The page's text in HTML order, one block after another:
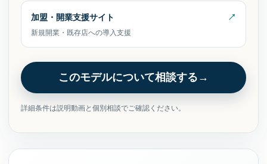
加盟・開業支援サイト
新規開業・既存店への導入支援
このモデルについて相談する
詳細条件は説明動画と個別相談でご確認ください。